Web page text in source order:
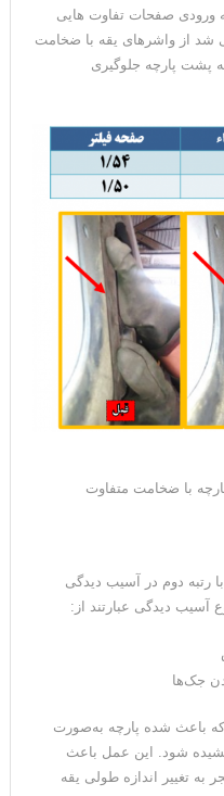
ورودی صفحات تفاوت هایی
شد از واشرهای یقه با ضخامت
پشت پارچه جلوگیری
بر اساس پایش‌های انجام شده ناحیه ۶ با رتبه دوم در آسیب دیدگی
آسیب دیدگی عبارتند از:
جک‌ها
باعث شده پارچه به‌صورت
کشیده شود. این عمل باعث
به تغییر اندازه طولی یقه